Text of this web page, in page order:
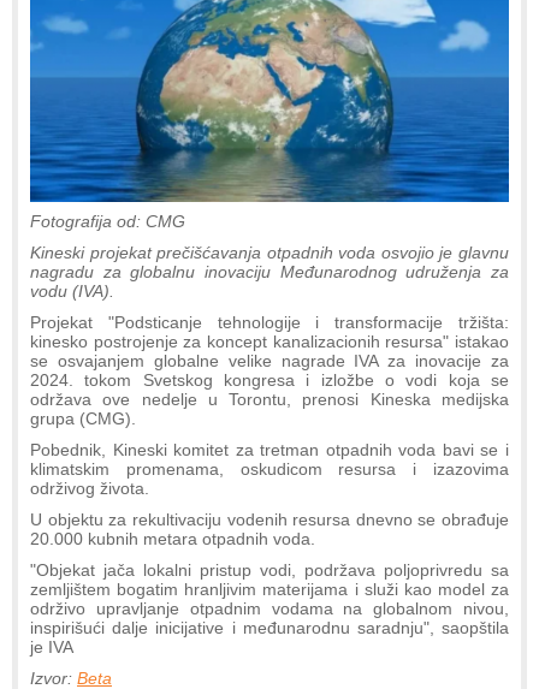
Fotografija od: CMG
Kineski projekat prečišćavanja otpadnih voda osvojio je glavnu
nagradu za globalnu inovaciju Međunarodnog udruženja za
vodu (IVA).
Projekat "Podsticanje tehnologije i transformacije tržišta:
kinesko postrojenje za koncept kanalizacionih resursa" istakao
se osvajanjem globalne velike nagrade IVA za inovacije za
2024. tokom Svetskog kongresa i izložbe o vodi koja se
održava ove nedelje u Torontu, prenosi Kineska medijska
grupa (CMG).
Pobednik, Kineski komitet za tretman otpadnih voda bavi se i
klimatskim promenama, oskudicom resursa i izazovima
održivog života.
U objektu za rekultivaciju vodenih resursa dnevno se obrađuje
20.000 kubnih metara otpadnih voda.
"Objekat jača lokalni pristup vodi, podržava poljoprivredu sa
zemljištem bogatim hranljivim materijama i služi kao model za
održivo upravljanje otpadnim vodama na globalnom nivou,
inspirišući dalje inicijative i međunarodnu saradnju", saopštila
je IVA
Izvor: Beta